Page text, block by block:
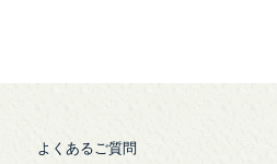
よくあるご質問